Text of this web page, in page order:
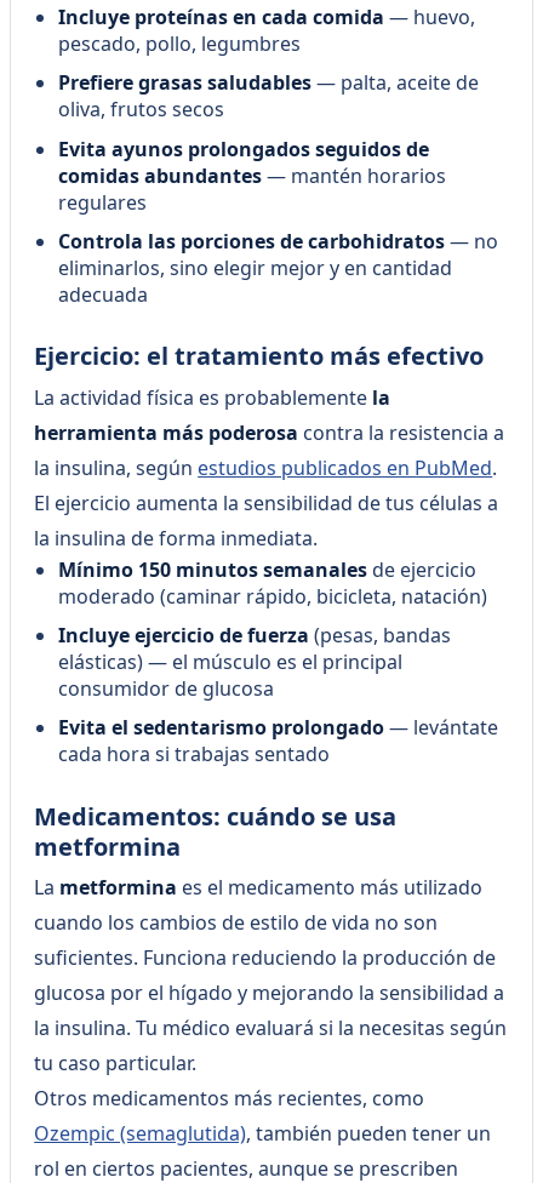
Incluye proteínas en cada comida — huevo,
pescado, pollo, legumbres
Prefiere grasas saludables— palta, aceite de
oliva, frutos secos
Evita ayunos prolongados seguidos de
comidas abundantes— mantén horarios
regulares
Controla las porciones de carbohidratos— no
eliminarlos, sino elegir mejor y en cantidad
adecuada
Ejercicio: el tratamiento más efectivo
La actividad física es probablemente la
herramienta más poderosa contra la resistencia a
la insulina, según estudios publicados en PubMed.
El ejercicio aumenta la sensibilidad de tus células a
la insulina de forma inmediata.
Mínimo 150 minutos semanalesde ejercicio
moderado (caminar rápido, bicicleta, natación)
Incluye ejercicio de fuerza (pesas, bandas
elásticas) — el músculo es el principal
consumidor de glucosa
Evita el sedentarismo prolongado— levántate
cada hora si trabajas sentado
Medicamentos: cuándo se usa
metformina
La metformina es el medicamento más utilizado
cuando los cambios de estilo de vida no son
suficientes. Funciona reduciendo la producción de
glucosa por el hígado y mejorando la sensibilidad a
la insulina. Tu médico evaluará si la necesitas según
tu caso particular.
Otros medicamentos más recientes, como
Ozempic (semaglutida), también pueden tener un
rol en ciertos pacientes, aunque se prescriben